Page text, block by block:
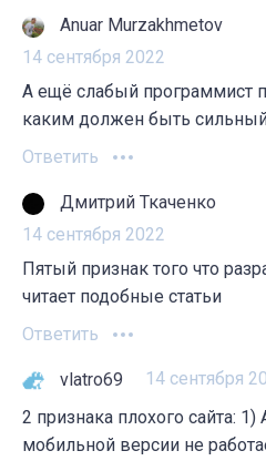
Дмитрий Ткаченко
14 сентября 2022
Пятый признак того что
читает подобные статьи
Ответить
vlatro69 14 сентября
2 признака плохого сайта:
мобильной версии не
Anuar Murzakhmetov
14 сентября 2022
А ещё слабый программист
каким должен быть
Ответить